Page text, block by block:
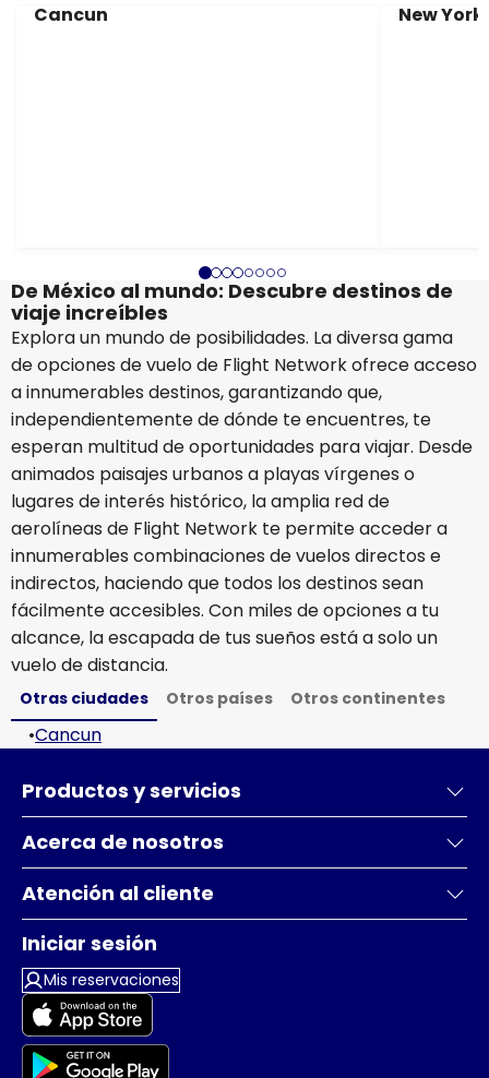
Cancun
New York
De México al mundo: Descubre destinos de
viaje increíbles
Explora un mundo de posibilidades. La diversa gama
de opciones de vuelo de Flight Network ofrece acceso
a innumerables destinos, garantizando que,
independientemente de dónde te encuentres, te
esperan multitud de oportunidades para viajar. Desde
animados paisajes urbanos a playas vírgenes o
lugares de interés histórico, la amplia red de
aerolíneas de Flight Network te permite acceder a
innumerables combinaciones de vuelos directos e
indirectos, haciendo que todos los destinos sean
fácilmente accesibles. Con miles de opciones a tu
alcance, la escapada de tus sueños está a solo un
vuelo de distancia.
Otras ciudades Otros países Otros continentes
•Cancun
Productos y servicios
Acerca de nosotros
Atención al cliente
Iniciar sesión
Mis reservaciones